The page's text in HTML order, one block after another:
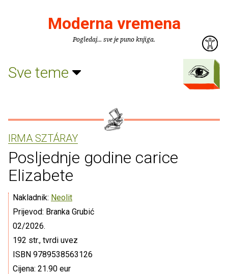
Moderna vremena
Pogledaj... sve je puno knjiga.
Sve teme
IRMA SZTÁRAY
Posljednje godine carice
Elizabete
Nakladnik: Neolit
Prijevod: Branka Grubić
02/2026.
192 str., tvrdi uvez
ISBN 9789538563126
Cijena: 21.90 eur